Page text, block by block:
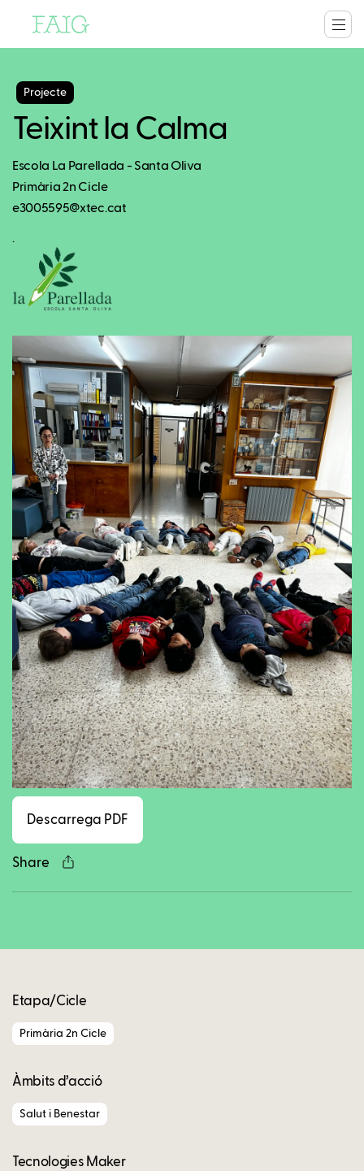
Projecte
Teixint la Calma
Escola La Parellada - Santa Oliva
Primària 2n Cicle
e3005595@xtec.cat
.
Descarrega PDF
Share
Facebook
Twitter
LinkedIn
WhatsApp
Reddit
Gmail
Etapa/Cicle
Primària 2n Cicle
Àmbits d’acció
Salut i Benestar
Tecnologies Maker